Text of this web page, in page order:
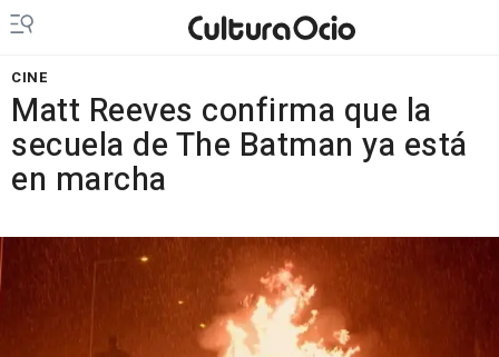
CINE
Matt Reeves confirma que la
secuela de The Batman ya está
en marcha